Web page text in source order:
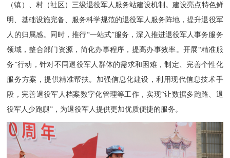
（镇 ） 、村（社区 ） 三级退役军人服务站建设机制。建设亮点特色鲜
明、基础设施完备、服务科学规范的退役军人服务阵地，提升退役军
人的归属感。
同时，推行“一站式”服务，深入推进退役军人事务 服务
领域 ，整合部门资源，简化办事程序，提高办事效率。开展“精准服
务”行动 ，针对不同退役军人群体的需求和困难，制定、完善个性化
服务方案，提供精准帮扶。加强信息化建设，利用现代信息技术手
段，完善退役军人档案数字化管理等工作，实现“让数据多跑路、退
役军人少跑腿”，为退役军人提供更加优质便捷的服务。